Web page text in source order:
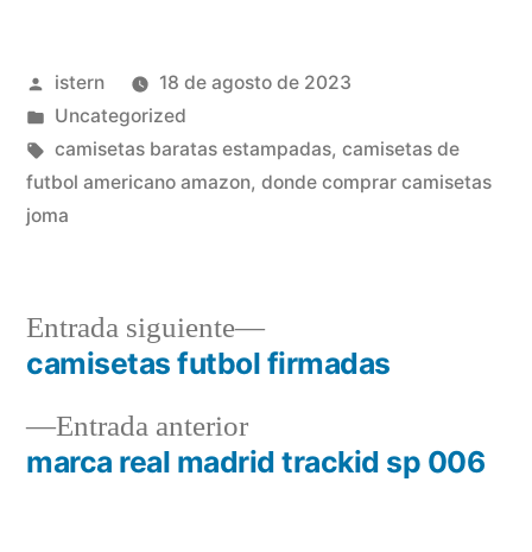
Publicado
por
istern
18 de agosto de 2023
Publicado
en
Uncategorized
Etiquetas:
camisetas baratas estampadas, camisetas de
futbol americano amazon, donde comprar camisetas
joma
Navegación
deEntrada anteriorEntrada
anterior:
marca real madrid trackid sp 006
Entrada siguiente
Entrada
siguiente:
camisetas futbol firmadas